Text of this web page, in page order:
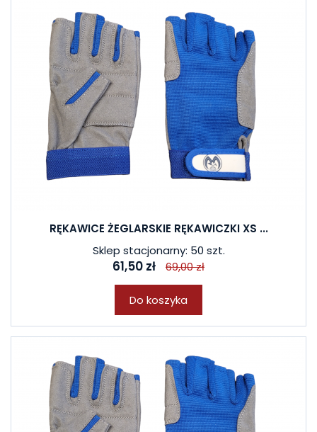
RĘKAWICE ŻEGLARSKIE RĘKAWICZKI XS ...
Sklep stacjonarny: 50 szt.
61,50 zł 69,00 zł
Do koszyka